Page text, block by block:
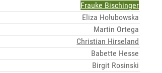
Frauke Bischinger
Eliza Hołubowska
Martin Ortega
Christian Hirseland
Babette Hesse
Birgit Rosinski